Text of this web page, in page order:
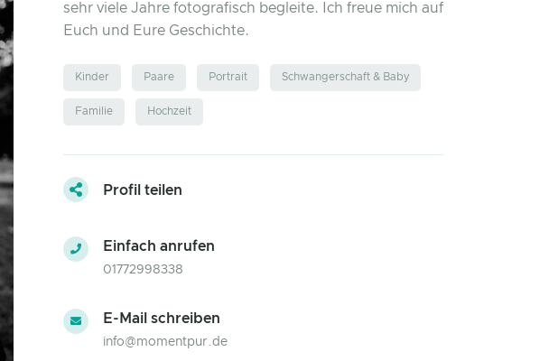
sehr viele Jahre fotografisch begleite. Ich freue mich auf
Euch und Eure Geschichte.
Kinder Paare Portrait Schwangerschaft & Baby
Familie Hochzeit
Profil teilen
Einfach anrufen
01772998338
E-Mail schreiben
info@momentpur.de